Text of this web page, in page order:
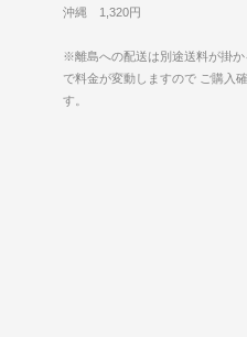
沖縄 1,320円
※離島への配送は別途送料が掛
で料金が変動しますので ご購入
す。